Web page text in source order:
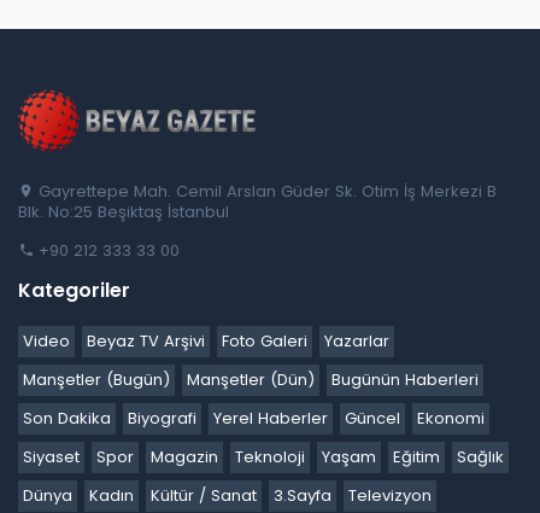
Gayrettepe Mah. Cemil Arslan Güder Sk. Otim İş Merkezi B
Blk. No:25 Beşiktaş İstanbul
+90 212 333 33 00
Kategoriler
Video Beyaz TV Arşivi Foto Galeri
Yazarlar
Manşetler (Bugün)
Manşetler (Dün)
Bugünün Haberleri
Son Dakika
Biyografi Yerel Haberler Güncel
Ekonomi
Siyaset
Spor Magazin Teknoloji Yaşam Eğitim
Sağlık
Dünya
Kadın Kültür / Sanat 3.Sayfa
Televizyon